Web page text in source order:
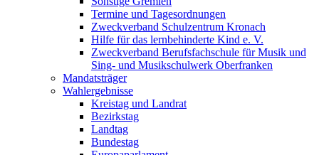
Termine und Tagesordnungen
Zweckverband Schulzentrum Kronach
Hilfe für das lernbehinderte Kind e. V.
Zweckverband Berufsfachschule für Musik und
Sing- und Musikschulwerk Oberfranken
Mandatsträger
Wahlergebnisse
Kreistag und Landrat
Bezirkstag
Landtag
Bundestag